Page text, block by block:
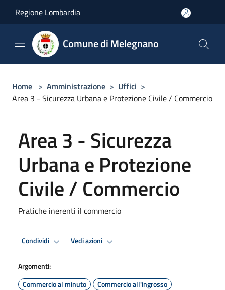
Regione Lombardia
Comune di Melegnano
Home > Amministrazione > Uffici >
Area 3 - Sicurezza Urbana e Protezione Civile / Commercio
Area 3 - Sicurezza
Urbana e Protezione
Civile / Commercio
Pratiche inerenti il commercio
Condividi Vedi azioni
Argomenti:
Commercio al minuto
Commercio all'ingrosso